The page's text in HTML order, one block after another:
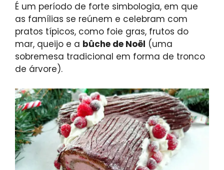
É um período de forte simbologia, em que
as famílias se reúnem e celebram com
pratos típicos, como foie gras, frutos do
mar, queijo e a bûche de Noël (uma
sobremesa tradicional em forma de tronco
de árvore).